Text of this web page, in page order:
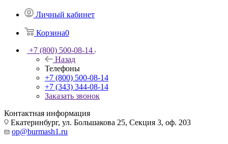
Личный кабинет
Корзина0
+7 (800) 500-08-14
Назад
Телефоны
+7 (800) 500-08-14
+7 (343) 344-08-14
Заказать звонок
Контактная информация
Екатеринбург, ул. Большакова 25, Секция 3, оф. 203
op@burmash1.ru